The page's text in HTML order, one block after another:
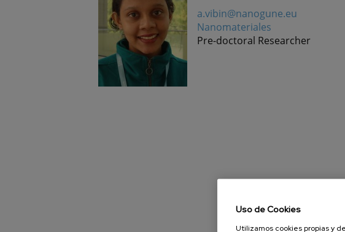
a.vibin@nanogune.eu
Nanomateriales
Pre-doctoral Researcher
Uso de Cookies
Utilizamos cookies propias y